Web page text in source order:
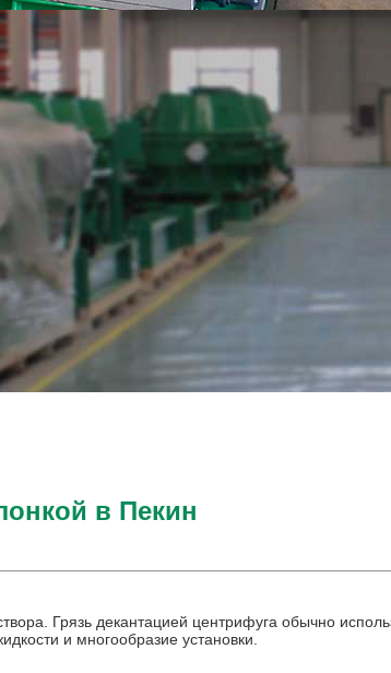
в Пекин
Грязь декантацией центрифуга обычно
и многообразие установки.